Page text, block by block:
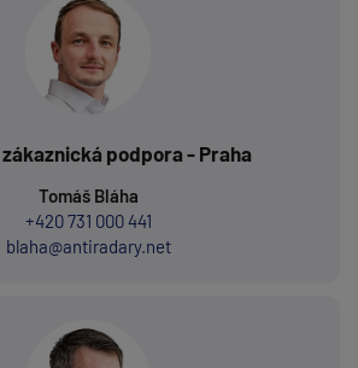
podpora - Praha
Tomáš Bláha
+420 731 000 441
blaha@antiradary.net